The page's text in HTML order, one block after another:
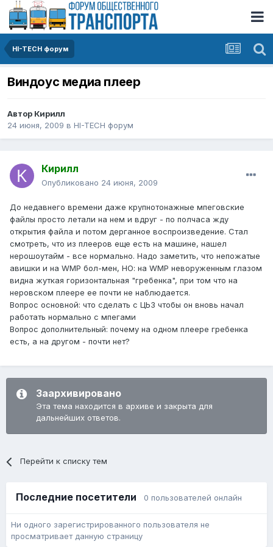
HI-TECH форум
Виндоус медиа плеер
Автор Кирилл
24 июня, 2009 в HI-TECH форум
Кирилл
Опубликовано 24 июня, 2009
До недавнего времени даже крупнотонажные мпеговские
файлы просто летали на нем и вдруг - по полчаса жду
открытия файла и потом дерганное воспроизведение. Стал
смотреть, что из плееров еще есть на машине, нашел
нерошоутайм - все нормально. Надо заметить, что непожатые
авишки и на WMP бол-мен, НО: на WMP неворуженным глазом
видна жуткая горизонтальная "гребенка", при том что на
неровском плеере ее почти не наблюдается.
Вопрос основной: что сделать с ЦЬЗ чтобы он вновь начал
работать нормально с мпегами
Вопрос дополнительный: почему на одном плеере гребенка
есть, а на другом - почти нет?
Заархивировано
Эта тема находится в архиве и закрыта для
дальнейших ответов.
Перейти к списку тем
Последние посетители 0 пользователей онлайн
Ни одного зарегистрированного пользователя не
просматривает данную страницу